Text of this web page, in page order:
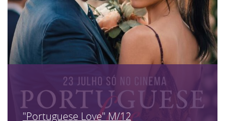
"Portuguese Love" M/12